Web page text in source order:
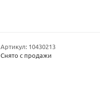
Артикул: 10430213
Снято с продажи